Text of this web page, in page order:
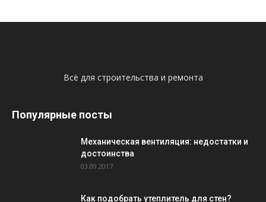
Всё для строительства и ремонта
Популярные посты
Механическая вентиляция: недостатки и
достоинства
03.09.2017
Как подобрать утеплитель для стен?